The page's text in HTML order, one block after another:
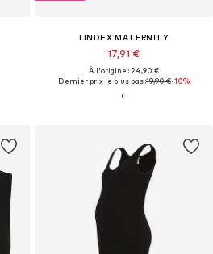
LINDEX MATERNITY
17,91 €
À l'origine : 24,90 €
Dernier prix le plus bas :19,90 €-10%